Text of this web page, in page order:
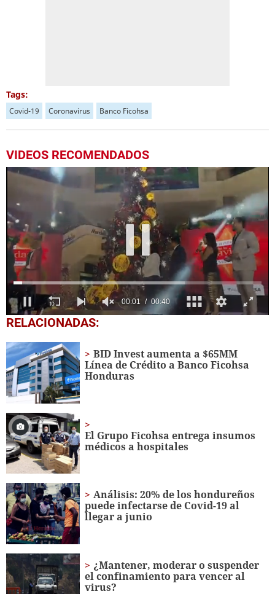
Tags:
Covid-19 Coronavirus Banco Ficohsa
VIDEOS RECOMENDADOS
0
seconds
40
seconds
RELACIONADAS:
BID Invest aumenta a $65MM
Línea de Crédito a Banco Ficohsa
Honduras
El Grupo Ficohsa entrega insumos
médicos a hospitales
Análisis: 20% de los hondureños
puede infectarse de Covid-19 al
llegar a junio
¿Mantener, moderar o suspender
el confinamiento para vencer al
virus?